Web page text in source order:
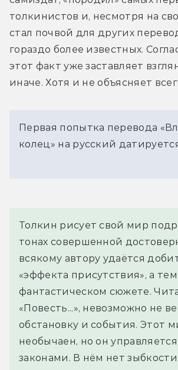
толкинистов и, несмотря на
стал почвой для других
гораздо более известных.
этот факт уже заставляет
иначе. Хотя и не объясняет
Первая попытка перевода
колец» на русский
Толкин рисует свой мир
тонах совершенной
всякому автору удаётся
«эффекта присутствия», а
фантастическом сюжете.
«Повесть...», невозможно не
обстановку и события. Этот
необычаен, но он
законами. В нём нет зыбкости